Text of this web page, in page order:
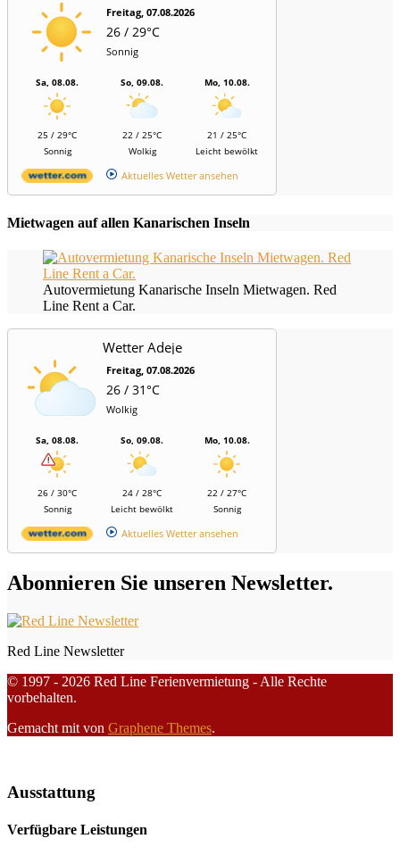
Freitag, 07.08.2026
26 / 29°C
Sonnig
Sa, 08.08.
25 / 29°C
Sonnig
So, 09.08.
22 / 25°C
Wolkig
Mo, 10.08.
21 / 25°C
Leicht bewölkt
Aktuelles Wetter ansehen
Mietwagen auf allen Kanarischen Inseln
Autovermietung Kanarische Inseln Mietwagen. Red
Line Rent a Car.
Wetter Adeje
Freitag, 07.08.2026
26 / 31°C
Wolkig
Sa, 08.08.
26 / 30°C
Sonnig
So, 09.08.
24 / 28°C
Leicht bewölkt
Mo, 10.08.
22 / 27°C
Sonnig
Aktuelles Wetter ansehen
Abonnieren Sie unseren Newsletter.
Red Line Newsletter
© 1997 - 2026 Red Line Ferienvermietung - Alle Rechte
vorbehalten.
Gemacht mit von Graphene Themes.
Ausstattung
Verfügbare Leistungen